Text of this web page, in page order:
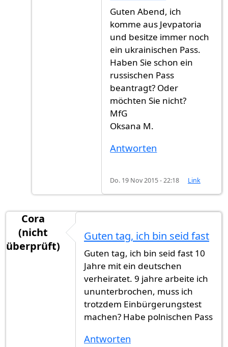
Hallo zusammen! Ich hab nun
Guten Abend, ich
komme aus Jevpatoria
und besitze immer noch
ein ukrainischen Pass.
Haben Sie schon ein
russischen Pass
beantragt? Oder
möchten Sie nicht?
MfG
Oksana M.
Antworten
Do. 19 Nov 2015 - 22:18 Link
Cora
(nicht
überprüft)
Guten tag, ich bin seid fast
Guten tag, ich bin seid fast 10
Jahre mit ein deutschen
verheiratet. 9 jahre arbeite ich
ununterbrochen, muss ich
trotzdem Einbürgerungstest
machen? Habe polnischen Pass
Antworten